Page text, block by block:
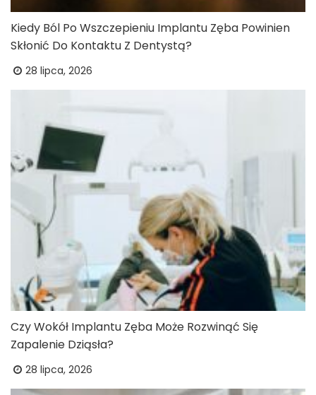
Kiedy Ból Po Wszczepieniu Implantu Zęba Powinien
Skłonić Do Kontaktu Z Dentystą?
28 lipca, 2026
Czy Wokół Implantu Zęba Może Rozwinąć Się
Zapalenie Dziąsła?
28 lipca, 2026